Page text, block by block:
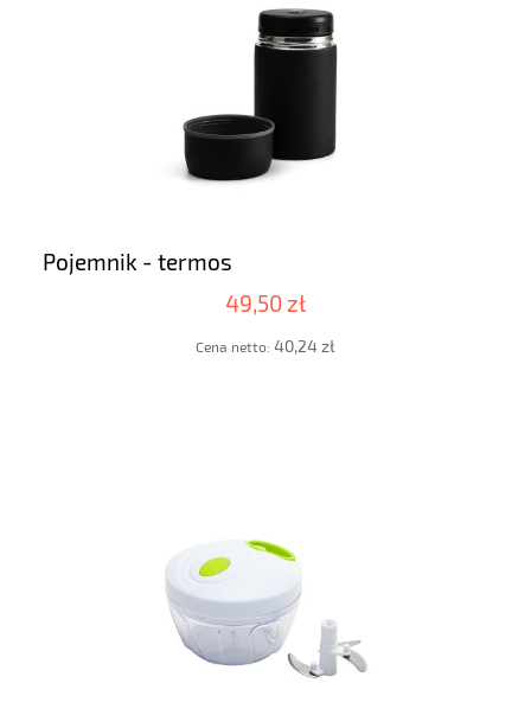
Pojemnik - termos
49,50 zł
Cena netto: 40,24 zł